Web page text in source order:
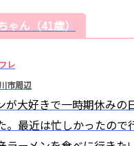
ゃん（41歳）
レ
市周辺
が大好きで一時期休みの
。最近は忙しかったので